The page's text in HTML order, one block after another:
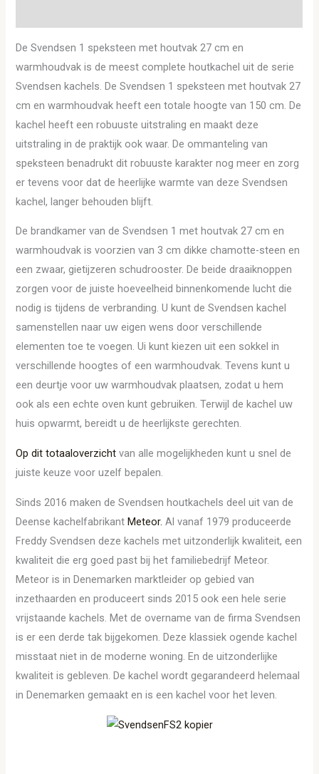
De Svendsen 1 speksteen met houtvak 27 cm en
warmhoudvak is de meest complete houtkachel uit de serie
Svendsen kachels. De Svendsen 1 speksteen met houtvak 27
cm en warmhoudvak heeft een totale hoogte van 150 cm. De
kachel heeft een robuuste uitstraling en maakt deze
uitstraling in de praktijk ook waar. De ommanteling van
speksteen benadrukt dit robuuste karakter nog meer en zorg
er tevens voor dat de heerlijke warmte van deze Svendsen
kachel, langer behouden blijft.
De brandkamer van de Svendsen 1 met houtvak 27 cm en
warmhoudvak is voorzien van 3 cm dikke chamotte-steen en
een zwaar, gietijzeren schudrooster. De beide draaiknoppen
zorgen voor de juiste hoeveelheid binnenkomende lucht die
nodig is tijdens de verbranding. U kunt de Svendsen kachel
samenstellen naar uw eigen wens door verschillende
elementen toe te voegen. Ui kunt kiezen uit een sokkel in
verschillende hoogtes of een warmhoudvak. Tevens kunt u
een deurtje voor uw warmhoudvak plaatsen, zodat u hem
ook als een echte oven kunt gebruiken. Terwijl de kachel uw
huis opwarmt, bereidt u de heerlijkste gerechten.
Op dit totaaloverzicht van alle mogelijkheden kunt u snel de
juiste keuze voor uzelf bepalen.
Sinds 2016 maken de Svendsen houtkachels deel uit van de
Deense kachelfabrikantMeteor. Al vanaf 1979 produceerde
Freddy Svendsen deze kachels met uitzonderlijk kwaliteit, een
kwaliteit die erg goed past bij het familiebedrijf Meteor.
Meteor is in Denemarken marktleider op gebied van
inzethaarden en produceert sinds 2015 ook een hele serie
vrijstaande kachels. Met de overname van de firma Svendsen
is er een derde tak bijgekomen. Deze klassiek ogende kachel
misstaat niet in de moderne woning. En de uitzonderlijke
kwaliteit is gebleven. De kachel wordt gegarandeerd helemaal
in Denemarken gemaakt en is een kachel voor het leven.